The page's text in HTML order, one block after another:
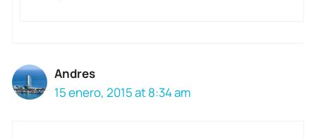
Andres
15 enero, 2015 at 8:34 am